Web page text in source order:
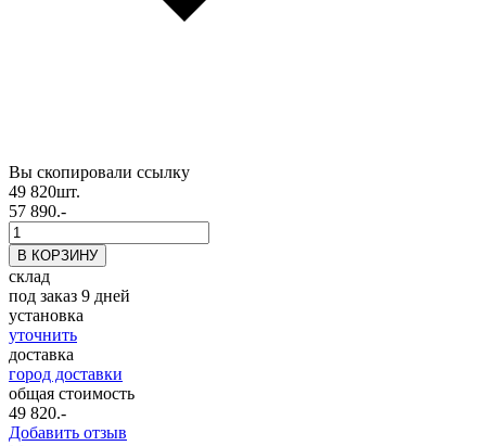
Вы скопировали ссылку
49 820шт.
57 890.-
склад
под заказ 9 дней
установка
уточнить
доставка
город доставки
общая стоимость
49 820.-
Добавить отзыв